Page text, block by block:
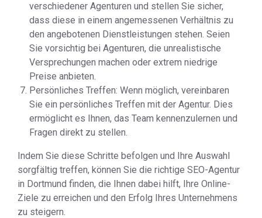
verschiedener Agenturen und stellen Sie sicher,
dass diese in einem angemessenen Verhältnis zu
den angebotenen Dienstleistungen stehen. Seien
Sie vorsichtig bei Agenturen, die unrealistische
Versprechungen machen oder extrem niedrige
Preise anbieten.
Persönliches Treffen: Wenn möglich, vereinbaren
Sie ein persönliches Treffen mit der Agentur. Dies
ermöglicht es Ihnen, das Team kennenzulernen und
Fragen direkt zu stellen.
Indem Sie diese Schritte befolgen und Ihre Auswahl
sorgfältig treffen, können Sie die richtige SEO-Agentur
in Dortmund finden, die Ihnen dabei hilft, Ihre Online-
Ziele zu erreichen und den Erfolg Ihres Unternehmens
zu steigern.